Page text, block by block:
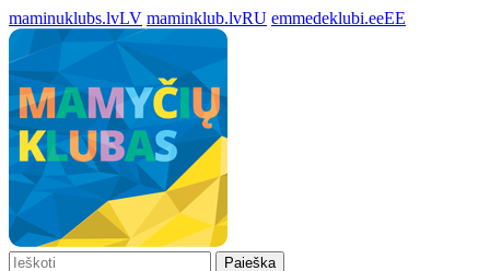
maminuklubs.lvLV maminklub.lvRU emmedeklubi.eeEE
Paieška